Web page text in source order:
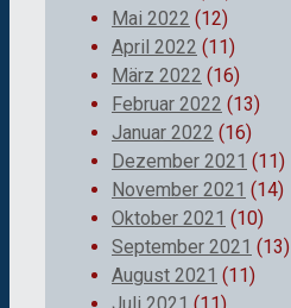
Mai 2022 (12)
April 2022 (11)
März 2022 (16)
Februar 2022 (13)
Januar 2022 (16)
Dezember 2021 (11)
November 2021 (14)
Oktober 2021 (10)
September 2021 (13)
August 2021 (11)
Juli 2021 (11)